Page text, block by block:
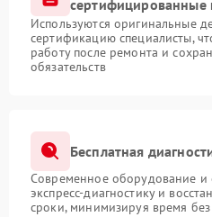
сертифицированные
Используются оригинальные
сертификацию специалисты,
работу после ремонта и
обязательств
Бесплатная
Современное оборудование и
экспресс-диагностику и
сроки, минимизируя время без